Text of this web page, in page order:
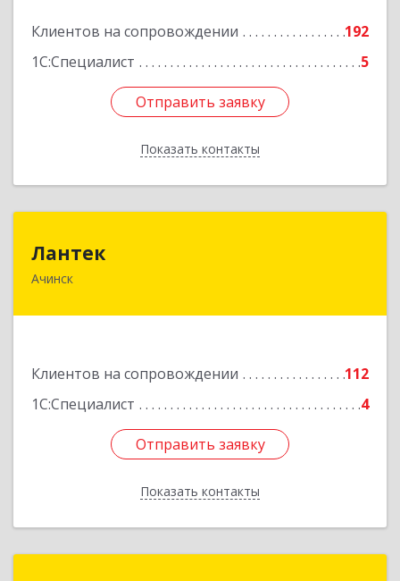
Клиентов на сопровождении
192
1С:Специалист
5
Отправить заявку
Показать контакты
Отправить заявку
Назад
Лантек
Ачинск
Клиентов на сопровождении
112
1С:Специалист
4
Отправить заявку
Показать контакты
Отправить заявку
Назад